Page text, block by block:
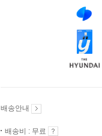
배송안내
배송비 : 무료